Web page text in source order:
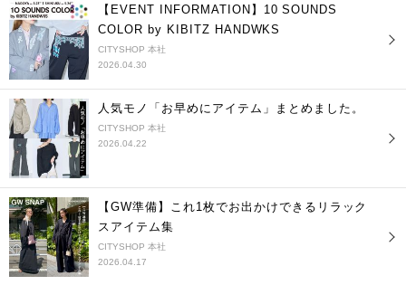
【EVENT INFORMATION】10 SOUNDS
COLOR by KIBITZ HANDWKS
CITYSHOP 本社
2026.04.30
人気モノ「お早めにアイテム」まとめました。
CITYSHOP 本社
2026.04.22
【GW準備】これ1枚でお出かけできるリラック
スアイテム集
CITYSHOP 本社
2026.04.17